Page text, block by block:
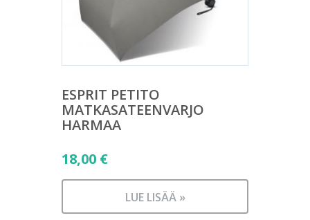
ESPRIT PETITO
MATKASATEENVARJO
HARMAA
18,00 €
LUE LISÄÄ »